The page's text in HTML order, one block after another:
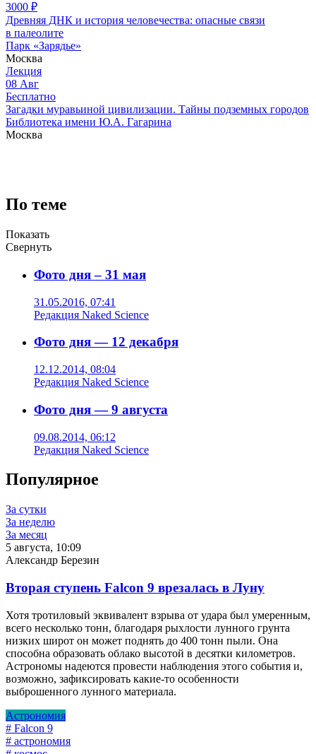
3000 ₽
Древняя ДНК и история человечества: опасные связи
в палеолите
Парк «Зарядье»
Москва
Лекция
08 Авг
Бесплатно
Загадки муравьиной цивилизации. Тайны подземных городов
Библиотека имени Ю.А. Гагарина
Москва
По теме
Показать
Свернуть
Фото дня – 31 мая
31.05.2016, 07:41
Редакция Naked Science
Фото дня — 12 декабря
12.12.2014, 08:04
Редакция Naked Science
Фото дня — 9 августа
09.08.2014, 06:12
Редакция Naked Science
Популярное
За сутки
За неделю
За месяц
5 августа, 10:09
Александр Березин
Вторая ступень Falcon 9 врезалась в Луну
Хотя тротиловый эквивалент взрыва от удара был умеренным,
всего несколько тонн, благодаря рыхлости лунного грунта
низких широт он может поднять до 400 тонн пыли. Она
способна образовать облако высотой в десятки километров.
Астрономы надеются провести наблюдения этого события и,
возможно, зафиксировать какие-то особенности
выброшенного лунного материала.
Астрономия
# Falcon 9
# астрономия